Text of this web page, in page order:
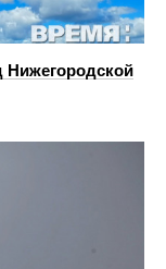
Нижегородской